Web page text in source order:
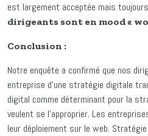
est largement acceptée mais
dirigeants sont en mood «
Conclusion :
Notre enquête a confirmé que nos
entreprise d’une stratégie digitale
digital comme déterminant pour la
veulent se l’approprier. Les
leur déploiement sur le web.